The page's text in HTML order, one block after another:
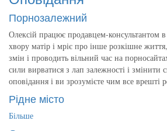
Порнозалежний
Олексій працює продавцем-консультантом
хвору матір і мріє про інше розкішне життя,
змін і проводить вільний час на
сили вирватися з лап залежності і змінити
оповідання і ви зрозумієте чим все врешті
Рідне місто
Більше